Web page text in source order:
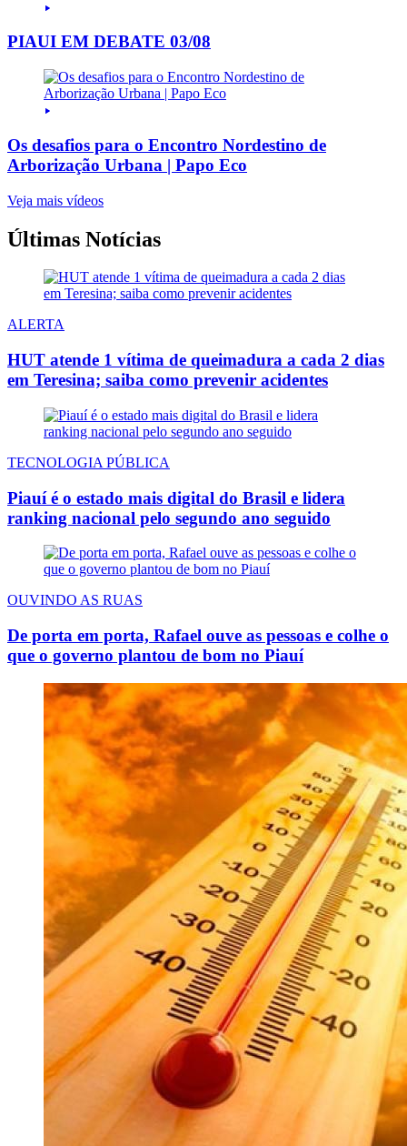
PIAUI EM DEBATE 03/08
Os desafios para o Encontro Nordestino de
Arborização Urbana | Papo Eco
Veja mais vídeos
Últimas Notícias
ALERTA
HUT atende 1 vítima de queimadura a cada 2 dias
em Teresina; saiba como prevenir acidentes
TECNOLOGIA PÚBLICA
Piauí é o estado mais digital do Brasil e lidera
ranking nacional pelo segundo ano seguido
OUVINDO AS RUAS
De porta em porta, Rafael ouve as pessoas e colhe o
que o governo plantou de bom no Piauí